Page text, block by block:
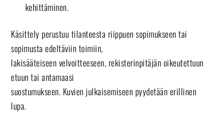
kehittäminen.
Käsittely perustuu tilanteesta riippuen sopimukseen tai
sopimusta edeltäviin toimiin,
lakisääteiseen velvoitteeseen, rekisterinpitäjän oikeutettuun
etuun tai antamaasi
suostumukseen. Kuvien julkaisemiseen pyydetään erillinen
lupa.